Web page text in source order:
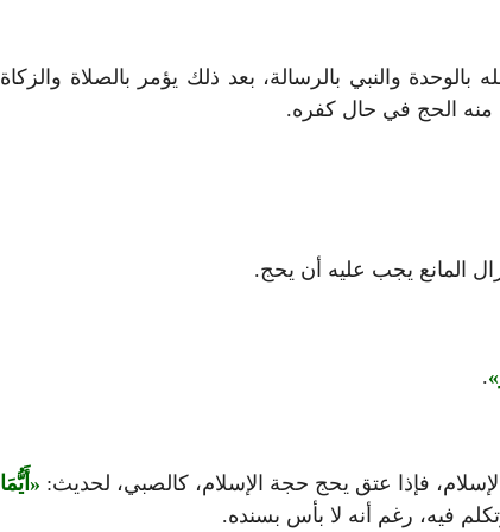
والنبي بالرسالة، بعد ذلك يؤمر بالصلاة والزكاة
منه الحج في حال كفره.
المانع يجب عليه أن يحج.
.
فإذا عتق يحج حجة الإسلام، كالصبي، لحديث:
أَيُّمَا
فيه، رغم أنه لا بأس بسنده.